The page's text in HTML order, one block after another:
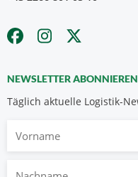
NEWSLETTER ABONNIEREN
Täglich aktuelle Logistik-
Nachname